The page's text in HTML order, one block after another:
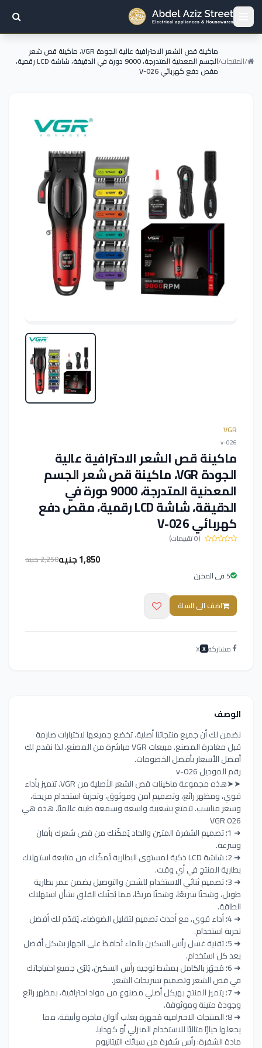
/المنتجات/
ماكينة قص الشعر الاحترافية عالية الجودة VGR، ماكينة قص شعر
الجسم المعدنية المتدرجة، 9000 دورة في الدقيقة، شاشة LCD رقمية،
مقص دفع كهربائي V-026
VGR
v-026
ماكينة قص الشعر الاحترافية عالية
الجودة VGR، ماكينة قص شعر الجسم
المعدنية المتدرجة، 9000 دورة في
الدقيقة، شاشة LCD رقمية، مقص دفع
كهربائي V-026
(0 تقييمات)
1,850 جنيه
2,250 جنيه
5 فى المخزن
اضف الى السلة
مشاركة X
X
الوصف
نضمن لك أن جميع منتجاتنا أصلية. تخضع جميعها لاختبارات صارمة
قبل مغادرة المصنع. مبيعات VGR مباشرة من المصنع، لذا نقدم لك
أفضل الأسعار بأفضل الخصومات.
رقم الموديل v-026
➤➤هذه مجموعة ماكينات قص الشعر الأصلية من VGR. تتميز بأداء
قوي، ومظهر رائع، وتصميم آمن وموثوق، وتجربة استخدام مريحة،
وسعر مناسب. تتمتع بشعبية واسعة وسمعة طيبة عالميًا. هذه هي
VGR 026
➜ 1؛ تصميم الشفرة المتين والحاد يُمكّنك من قص شعرك بأمان
وسرعة.
➜ 2؛ شاشة LCD ذكية لمستوى البطارية تُمكّنك من متابعة استهلاك
بطارية المنتج في أي وقت.
➜ 3؛ تصميم ثنائي الاستخدام للشحن والتوصيل يضمن عمر بطارية
طويل، وشحنًا سريعًا، وشحنًا مريحًا، مما يُجنّبك القلق بشأن استهلاك
الطاقة.
➜ 4؛ أداء قوي، مع أحدث تصميم لتقليل الضوضاء، يُقدّم لك أفضل
تجربة استخدام.
➜ 5؛ تقنية غسل رأس السكين بالماء تُحافظ على الجهاز بشكل أفضل
بعد كل استخدام.
➜ 6؛ مُجهّز بالكامل بمشط توجيه رأس السكين، يُلبّي جميع احتياجاتك
في قص الشعر وتصميم تسريحات الشعر.
➜ 7؛ يتميز المنتج بهيكل أصلي مصنوع من مواد احترافية، بمظهر رائع
وجودة متينة وموثوقة.
➜ 8؛ المنتجات الاحترافية مُجهزة بعلب ألوان فاخرة وأنيقة، مما
يجعلها خيارًا مثاليًا للاستخدام المنزلي أو كهدايا.
مادة الشفرة: رأس شفرة من سبائك التيتانيوم